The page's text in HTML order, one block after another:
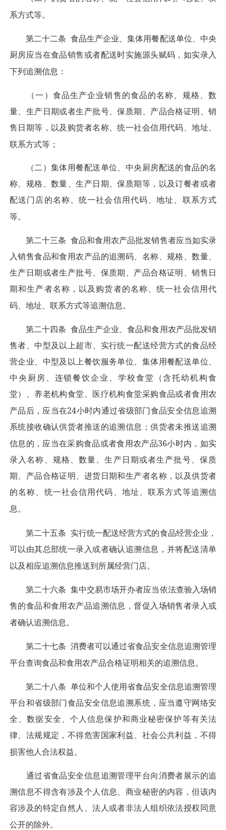
系方式等。
第二十二条 食品生产企业、集体用餐配送单位、中央
厨房应当在食品销售或者配送时实施源头赋码，如实录入
下列追溯信息：
（一）食品生产企业销售的食品的名称、规格、数
量、生产日期或者生产批号、保质期、产品合格证明、销
售日期等，以及购货者名称、统一社会信用代码、地址、
联系方式等；
（二）集体用餐配送单位、中央厨房配送的食品的名
称、规格、数量、生产日期、保质期等，以及订餐者或者
配送门店的名称、统一社会信用代码、地址、联系方式
等。
第二十三条 食品和食用农产品批发销售者应当如实录
入销售食品和食用农产品的追溯码、名称、规格、数量、
生产日期或者生产批号、保质期、产品合格证明、销售日
期和生产者名称，以及购货者的名称、统一社会信用代
码、地址、联系方式等追溯信息。
第二十四条 食品生产企业、食品和食用农产品批发销
售者、中型及以上超市、实行统一配送经营方式的食品经
营企业、中型及以上餐饮服务单位、集体用餐配送单位、
中央厨房、连锁餐饮企业、学校食堂（含托幼机构食
堂）、养老机构食堂、医疗机构食堂采购食品或者食用农
产品后，应当在24小时内通过省级部门食品安全信息追溯
系统接收确认供货者推送的追溯信息；供货者未推送追溯
信息的，应当在采购食品或者食用农产品36小时内，如实
录入名称、规格、数量、生产日期或者生产批号、保质
期、产品合格证明、进货日期和生产者名称，以及供货者
的名称、统一社会信用代码、地址、联系方式等追溯信
息。
第二十五条
实行统一配送经营方式的食品经营企业，
可以由其总部统一录入或者确认追溯信息，并将配送清单
以及相应追溯信息推送到所属经营门店。
第二十六条 集中交易市场开办者应当依法查验入场销
售的食品和食用农产品追溯信息，督促入场销售者录入或
者确认追溯信息。
第二十七条 消费者可以通过省食品安全信息追溯管理
平台查询食品和食用农产品合格证明相关的追溯信息。
第二十八条 单位和个人使用省食品安全信息追溯管理
平台和省级部门食品安全信息追溯系统，应当遵守网络安
全、数据安全、个人信息保护和商业秘密保护等有关法
律、法规规定，不得危害国家利益、社会公共利益，不得
损害他人合法权益。
通过省食品安全信息追溯管理平台向消费者展示的追
溯信息不得含有涉及个人信息、商业秘密的内容，但该内
容涉及的特定自然人、法人或者非法人组织依法授权同意
公开的除外。